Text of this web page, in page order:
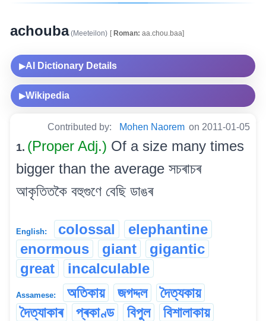
achouba(Meeteilon) [Roman: aa.chou.baa]
▶AI Dictionary Details
▶Wikipedia
Contributed by: Mohen Naorem on 2011-01-05
1. (Proper Adj.) Of a size many times
bigger than the average সচৰাচৰ
আকৃতিতকৈ বহুগুণে বেছি ডাঙৰ
English: colossal
elephantine
enormous
giant
gigantic
great
incalculable
Assamese: অতিকায় জগদ্দল
দৈত্যকায়
দৈত্যাকাৰ
প্ৰকাণ্ড বিপুল
বিশালাকায়